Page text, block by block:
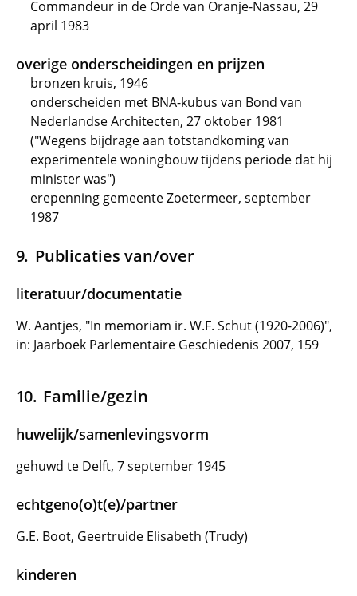
Commandeur in de Orde van Oranje-Nassau, 29
april 1983
overige onderscheidingen en prijzen
bronzen kruis, 1946
onderscheiden met BNA-kubus van Bond van
Nederlandse Architecten, 27 oktober 1981
("Wegens bijdrage aan totstandkoming van
experimentele woningbouw tijdens periode dat hij
minister was")
erepenning gemeente Zoetermeer, september
1987
Publicaties van/over
literatuur/documentatie
W. Aantjes, "In memoriam ir. W.F. Schut (1920-2006)",
in: Jaarboek Parlementaire Geschiedenis 2007, 159
Familie/gezin
huwelijk/samenlevingsvorm
gehuwd te Delft, 7 september 1945
echtgeno(o)t(e)/partner
G.E. Boot, Geertruide Elisabeth (Trudy)
kinderen